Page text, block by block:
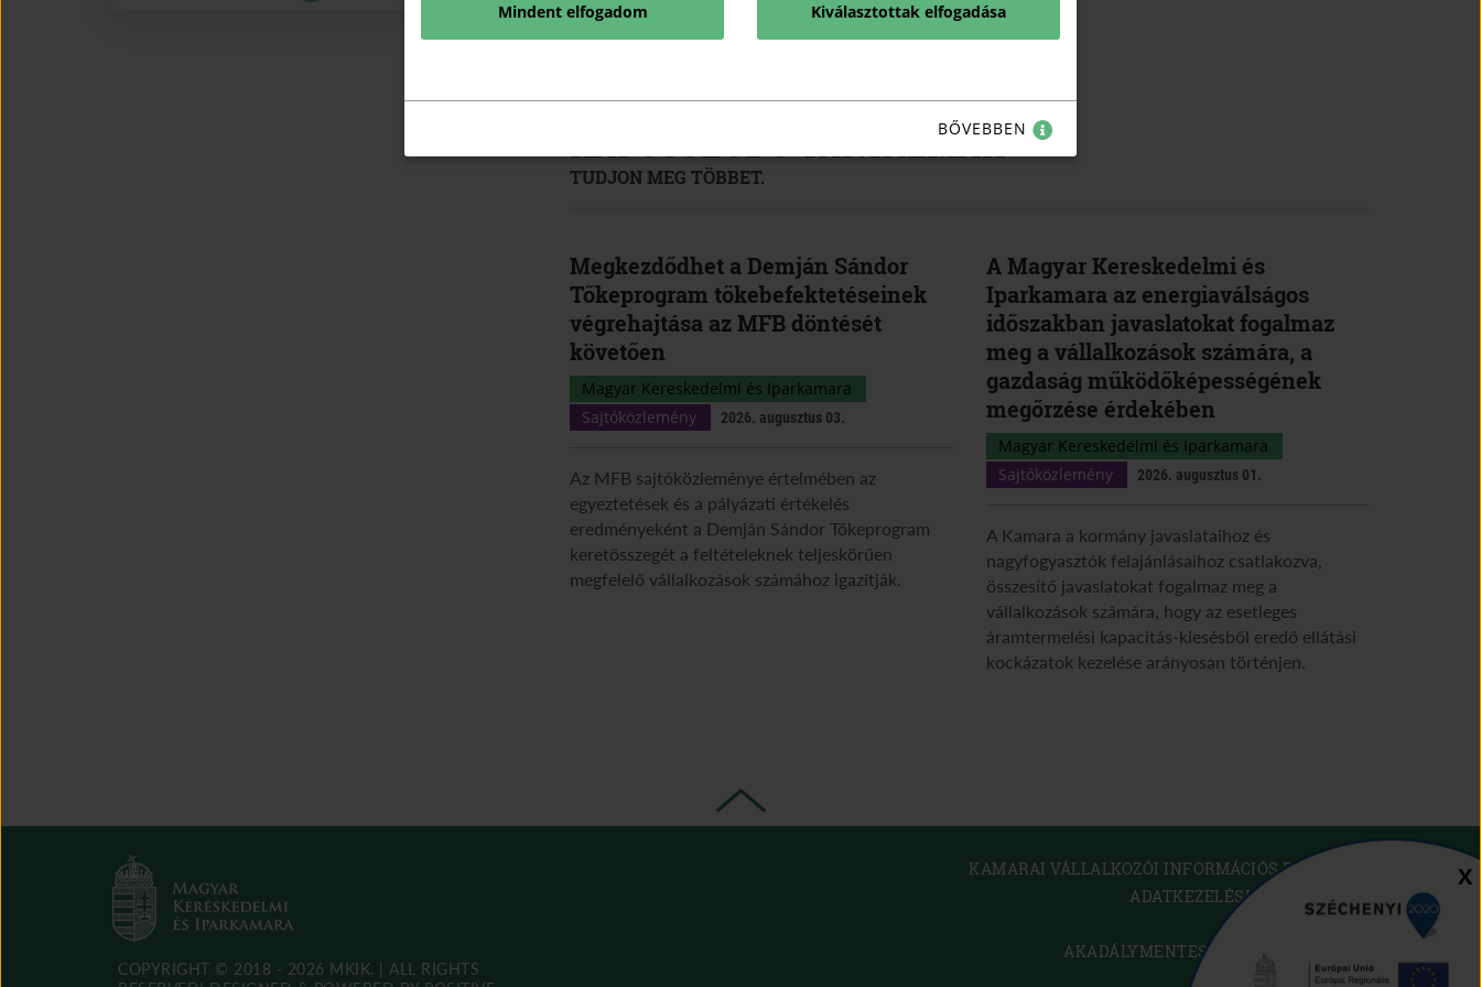
Államtitkársága támogatja.
KAPCSOLÓDÓ TARTALMAK
TUDJON MEG TÖBBET.
Megkezdődhet a Demján Sándor
Tőkeprogram tőkebefektetéseinek
végrehajtása az MFB döntését
követően
Magyar Kereskedelmi és Iparkamara
Sajtóközlemény
2026. augusztus 03.
Az MFB sajtóközleménye értelmében az
egyeztetések és a pályázati értékelés
eredményeként a Demján Sándor Tőkeprogram
keretösszegét a feltételeknek teljeskörűen
megfelelő vállalkozások számához igazítják.
A Magyar Kereskedelmi és
Iparkamara az energiaválságos
időszakban javaslatokat fogalmaz
meg a vállalkozások számára, a
gazdaság működőképességének
megőrzése érdekében
Magyar Kereskedelmi és Iparkamara
Sajtóközlemény
2026. augusztus 01.
A Kamara a kormány javaslataihoz és
nagyfogyasztók felajánlásaihoz csatlakozva,
összesítő javaslatokat fogalmaz meg a
vállalkozások számára, hogy az esetleges
áramtermelési kapacitás-kiesésből eredő ellátási
kockázatok kezelése arányosan történjen.
X
COPYRIGHT © 2018 - 2026 MKIK. | ALL RIGHTS
KAMARAI VÁLLALKOZÓI INFORMÁCIÓS RENDSZER
NEW
WINDOW)
ADATKEZELÉSI TÁJÉKOZTATÓ
SÜTI SZABÁLYZAT
AKADÁLYMENTESÍTÉSI NYILATKOZAT
IN
KAPCSOLAT
Mindent elfogadom Kiválasztottak elfogadása
BŐVEBBEN